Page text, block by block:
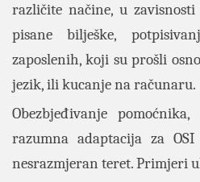
različite načine, u
pisane bilješke,
zaposlenih, koji su prošli
jezik, ili kucanje na računaru.
Obezbjeđivanje
razumna adaptacija za
nesrazmjeran teret. Primjeri